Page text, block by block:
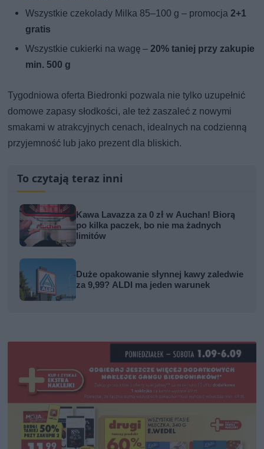
Wszystkie czekolady Milka 85–100 g – promocja 2+1
gratis
Wszystkie cukierki na wagę –20% taniej przy zakupie
min. 500 g
Tygodniowa oferta Biedronki pozwala nie tylko uzupełnić
domowe zapasy słodkości, ale też zaszaleć z nowymi
smakami w atrakcyjnych cenach, idealnych na codzienną
przyjemność lub jako prezent dla bliskich.
To czytają teraz inni
Kawa Lavazza za 0 zł w Auchan! Biorą
po kilka paczek, bo nie ma żadnych
limitów
Duże opakowanie słynnej kawy zaledwie
za 9,99? ALDI ma jeden warunek